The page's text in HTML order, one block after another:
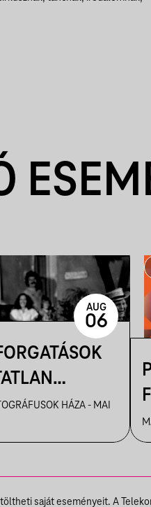
– KENDE
CÍMŰ
HÁZA - MAI
AUG
06
saját eseményeit. A